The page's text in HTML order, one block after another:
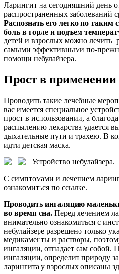
Ларингит на сегодняшний день
распространенных заболеваний
Распознать его легко по
боль в горле и подъем
детей и взрослых можно лечить
самыми эффективными по-
помощи небулайзера.
Прост в применении
Проводить такие лечебные
вас имеется специальное
прост в использовании, а
распылению лекарства удается
дыхательные пути и трахею. В
идти детская маска.
Устройство небулайзера.
С симптомами и лечением
ознакомиться по ссылке.
Проводить ингаляцию
во время сна. Перед лечением
внимательно ознакомиться с
небулайзере разрешено только
медикаменты и растворы,
ингаляции, отпадает сам собой.
ингаляции, определит природу
ларингита у взрослых описаны